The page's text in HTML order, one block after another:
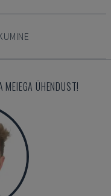
ÜHENDUST!